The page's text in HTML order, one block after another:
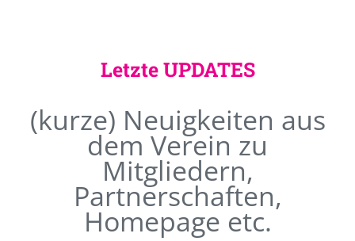
Letzte UPDATES
(kurze) Neuigkeiten aus
dem Verein zu
Mitgliedern,
Partnerschaften,
Homepage etc.